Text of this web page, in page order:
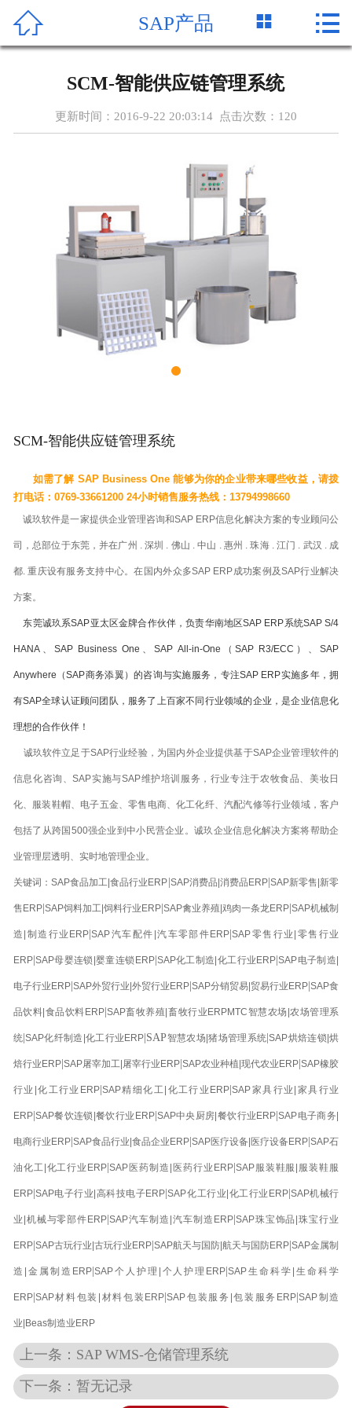
 首页
MES系统
在线留言
 SAP产品  
SCM-智能供应链管理系统
更新时间：2016-9-22 20:03:14 点击次数： 120
SCM-智能供应链管理系统
如需了解 SAP Business One 能够为你的企业带来哪些收益，请拨
打电话： 0769-33661200 24小时销售服务热线：13794998660
诚玖软件是一家提供企业管理咨询和SAP ERP信息化解决方案的专业顾问公
司，总部位于东莞，并在广州 . 深圳 . 佛山 . 中山 . 惠州 . 珠海 . 江门 . 武汉 . 成
都. 重庆设有服务支持中心。在国内外众多SAP ERP成功案例及SAP行业解决
方案。
东莞诚玖系SAP亚太区金牌合作伙伴，负责华南地区SAP ERP系统SAP S/4
HANA、SAP Business One、SAP All-in-One（SAP R3/ECC）、SAP
Anywhere（SAP商务添翼）的咨询与实施服务，专注SAP ERP实施多年，拥
有SAP全球认证顾问团队，服务了上百家不同行业领域的企业，是企业信息化
理想的合作伙伴！
诚玖软件立足于SAP行业经验，为国内外企业提供基于SAP企业管理软件的
信息化咨询、SAP实施与SAP维护培训服务，行业专注于农牧食品、美妆日
化、服装鞋帽、电子五金、零售电商、化工化纤、汽配汽修等行业领域，客户
包括了从跨国500强企业到中小民营企业。诚玖企业信息化解决方案将帮助企
业管理层透明、实时地管理企业。
关键词：SAP食品加工|食品行业ERP SAP消费品|消费品ERP| SAP新零售|新零
售ERP| SAP饲料加工|饲料行业ERP| SAP禽业养殖|鸡肉一条龙ERP |SAP机械制
造|制造行业ERP |SAP汽车配件|汽车零部件ERP |SAP零售行业|零售行业
ERP| SAP母婴连锁|婴童连锁ERP| SAP化工制造|化工行业ERP |SAP电子制造|
电子行业ERP| SAP外贸行业|外贸行业ERP |SAP分销贸易|贸易行业ERP |SAP食
品饮料|食品饮料ERP| SAP畜牧养殖|畜牧行业ERPMTC智慧农场|农场管理系
统 |SAP化纤制造|化工行业ERP |SAP智慧农场|猪场管理系统 |SAP烘焙连锁|烘
焙行业ERP| SAP屠宰加工|屠宰行业ERP SAP农业种植|现代农业ERP |SAP橡胶
行业|化工行业ERP| SAP精细化工|化工行业ERP |SAP家具行业|家具行业
ERP| SAP餐饮连锁|餐饮行业ERP| SAP中央厨房|餐饮行业ERP |SAP电子商务|
电商行业ERP| SAP食品行业|食品企业ERP |SAP医疗设备|医疗设备ERP |SAP石
油化工|化工行业ERP |SAP医药制造|医药行业ERP| SAP服装鞋服|服装鞋服
ERP| SAP电子行业|高科技电子ERP |SAP化工行业|化工行业ERP| SAP机械行
业|机械与零部件ERP |SAP汽车制造|汽车制造ERP| SAP珠宝饰品|珠宝行业
ERP| SAP古玩行业|古玩行业ERP| SAP航天与国防|航天与国防ERP |SAP金属制
造|金属制造ERP| SAP个人护理|个人护理ERP |SAP生命科学|生命科学
ERP| SAP材料包装|材料包装ERP |SAP包装服务|包装服务ERP| SAP制造
业|Beas制造业ERP
上一条：SAP WMS-仓储管理系统
下一条：暂无记录